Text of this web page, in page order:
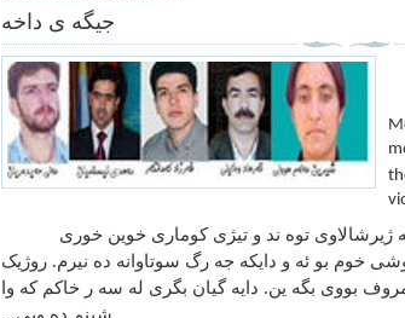
جیگه ی داخه
ژیرشالاوی توه ند و تیژی کوماری خوین خوری
خوم بو ئه و دایکه جه رگ سوتاوانه ده نیرم. روژیک
بووی بگه ین. دایه گیان بگری له سه ر خاکم که وا
شینم ده ویی...